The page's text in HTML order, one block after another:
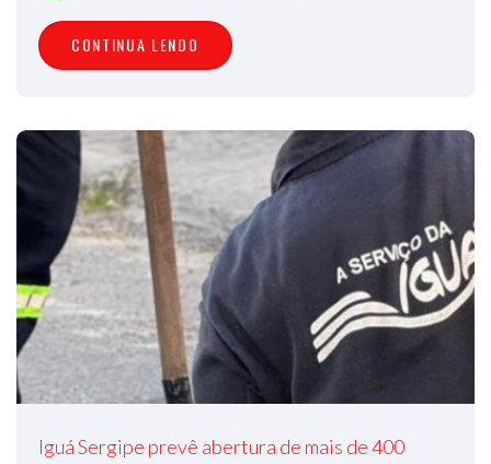
CONTINUA LENDO
Iguá Sergipe prevê abertura de mais de 400